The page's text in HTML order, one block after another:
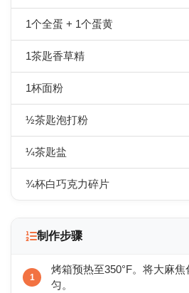
1个全蛋 + 1个蛋黄
1茶匙香草精
1杯面粉
½茶匙泡打粉
¼茶匙盐
¾杯白巧克力碎片
制作步骤
烤箱预热至350°F。将大麻
匀。